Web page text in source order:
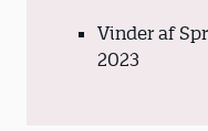
Vinder af
2023